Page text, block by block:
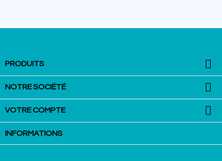
PRODUITS 
NOTRE SOCIÉTÉ 
VOTRE COMPTE 
INFORMATIONS